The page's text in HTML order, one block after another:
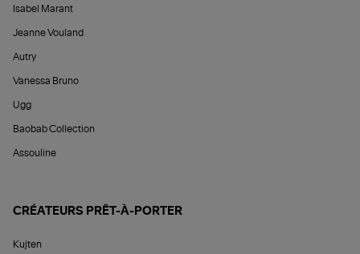
Isabel Marant
Jeanne Vouland
Autry
Vanessa Bruno
Ugg
Baobab Collection
Assouline
CRÉATEURS PRÊT-À-PORTER
Kujten